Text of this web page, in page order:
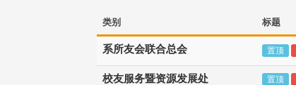
类别 标题
系所友会联合总会 置顶
校友服务暨资源发展处 置顶